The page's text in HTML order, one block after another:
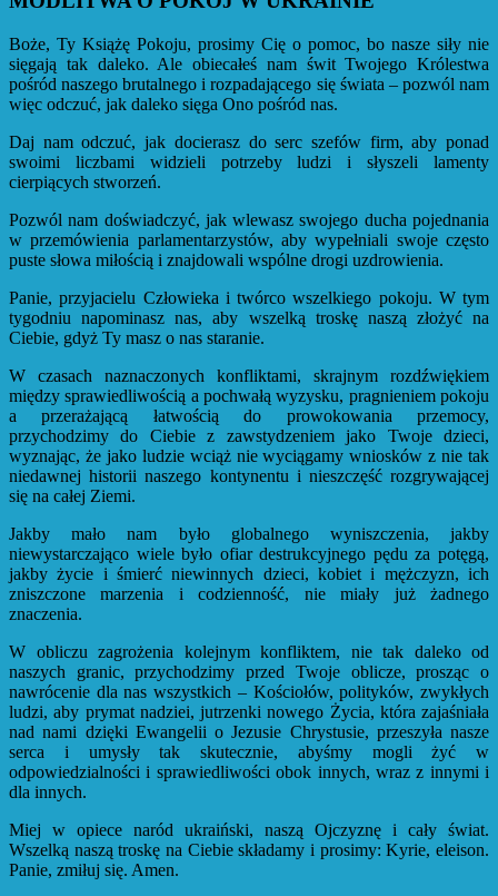
Boże, Ty Książę Pokoju, prosimy Cię o pomoc, bo nasze siły nie
sięgają tak daleko. Ale obiecałeś nam świt Twojego Królestwa
pośród naszego brutalnego i rozpadającego się świata – pozwól nam
więc odczuć, jak daleko sięga Ono pośród nas.
Daj nam odczuć, jak docierasz do serc szefów firm, aby ponad
swoimi liczbami widzieli potrzeby ludzi i słyszeli lamenty
cierpiących stworzeń.
Pozwól nam doświadczyć, jak wlewasz swojego ducha pojednania
w przemówienia parlamentarzystów, aby wypełniali swoje często
puste słowa miłością i znajdowali wspólne drogi uzdrowienia.
Panie, przyjacielu Człowieka i twórco wszelkiego pokoju. W tym
tygodniu napominasz nas, aby wszelką troskę naszą złożyć na
Ciebie, gdyż Ty masz o nas staranie.
W czasach naznaczonych konfliktami, skrajnym rozdźwiękiem
między sprawiedliwością a pochwałą wyzysku, pragnieniem pokoju
a przerażającą łatwością do prowokowania przemocy,
przychodzimy do Ciebie z zawstydzeniem jako Twoje dzieci,
wyznając, że jako ludzie wciąż nie wyciągamy wniosków z nie tak
niedawnej historii naszego kontynentu i nieszczęść rozgrywającej
się na całej Ziemi.
Jakby mało nam było globalnego wyniszczenia, jakby
niewystarczająco wiele było ofiar destrukcyjnego pędu za potęgą,
jakby życie i śmierć niewinnych dzieci, kobiet i mężczyzn, ich
zniszczone marzenia i codzienność, nie miały już żadnego
znaczenia.
W obliczu zagrożenia kolejnym konfliktem, nie tak daleko od
naszych granic, przychodzimy przed Twoje oblicze, prosząc o
nawrócenie dla nas wszystkich – Kościołów, polityków, zwykłych
ludzi, aby prymat nadziei, jutrzenki nowego Życia, która zajaśniała
nad nami dzięki Ewangelii o Jezusie Chrystusie, przeszyła nasze
serca i umysły tak skutecznie, abyśmy mogli żyć w
odpowiedzialności i sprawiedliwości obok innych, wraz z innymi i
dla innych.
Miej w opiece naród ukraiński, naszą Ojczyznę i cały świat.
Wszelką naszą troskę na Ciebie składamy i prosimy: Kyrie, eleison.
Panie, zmiłuj się. Amen.